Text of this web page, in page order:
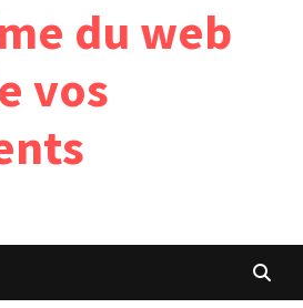
du web
vos